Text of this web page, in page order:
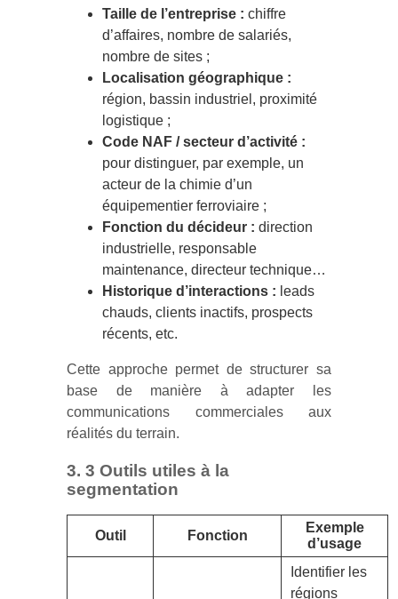
Taille de l’entreprise : chiffre
d’affaires, nombre de salariés,
nombre de sites ;
Localisation géographique :
région, bassin industriel, proximité
logistique ;
Code NAF / secteur d’activité :
pour distinguer, par exemple, un
acteur de la chimie d’un
équipementier ferroviaire ;
Fonction du décideur : direction
industrielle, responsable
maintenance, directeur technique…
Historique d’interactions : leads
chauds, clients inactifs, prospects
récents, etc.
Cette approche permet de structurer sa
base de manière à adapter les
communications commerciales aux
réalités du terrain.
3. 3 Outils utiles à la
segmentation
Outil Fonction
Exemple
d’usage
Identifier les
régions